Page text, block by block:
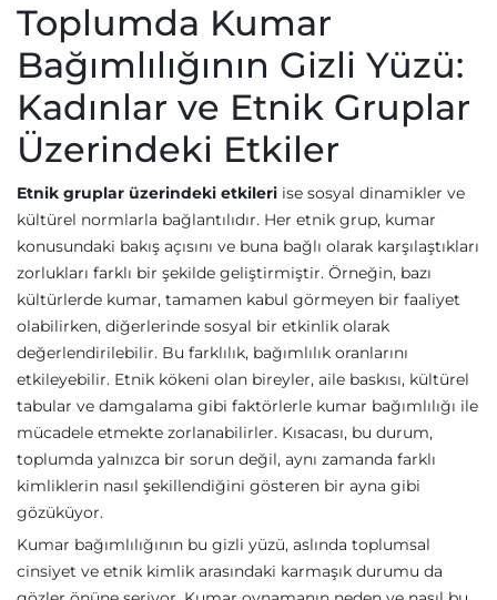
Toplumda Kumar
Bağımlılığının Gizli Yüzü:
Kadınlar ve Etnik Gruplar
Üzerindeki Etkiler
Etnik gruplar üzerindeki etkileri ise sosyal dinamikler ve
kültürel normlarla bağlantılıdır. Her etnik grup, kumar
konusundaki bakış açısını ve buna bağlı olarak karşılaştıkları
zorlukları farklı bir şekilde geliştirmiştir. Örneğin, bazı
kültürlerde kumar, tamamen kabul görmeyen bir faaliyet
olabilirken, diğerlerinde sosyal bir etkinlik olarak
değerlendirilebilir. Bu farklılık, bağımlılık oranlarını
etkileyebilir. Etnik kökeni olan bireyler, aile baskısı, kültürel
tabular ve damgalama gibi faktörlerle kumar bağımlılığı ile
mücadele etmekte zorlanabilirler. Kısacası, bu durum,
toplumda yalnızca bir sorun değil, aynı zamanda farklı
kimliklerin nasıl şekillendiğini gösteren bir ayna gibi
gözüküyor.
Kumar bağımlılığının bu gizli yüzü, aslında toplumsal
cinsiyet ve etnik kimlik arasındaki karmaşık durumu da